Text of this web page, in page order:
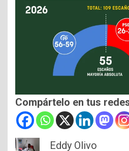
Compártelo en tus
Eddy Olivo